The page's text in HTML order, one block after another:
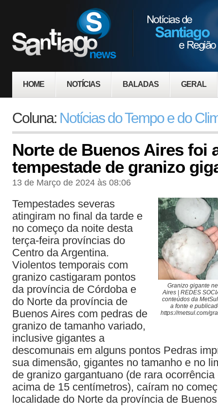
HOME NOTÍCIAS BALADAS GERAL
Coluna: Notícias do Tempo e do
Norte de Buenos Aires foi
tempestade de granizo
13 de Março de 2024 às 08:06
Granizo gigante
Aires | REDES
conteúdos da
a fonte e
https://metsul.com/
Tempestades severas
atingiram no final da tarde e
no começo da noite desta
terça-feira províncias do
Centro da Argentina.
Violentos temporais com
granizo castigaram pontos
da província de Córdoba e
do Norte da província de
Buenos Aires com pedras de
granizo de tamanho variado,
inclusive gigantes a
descomunais em alguns pontos Pedras
sua dimensão, gigantes no tamanho e no
de granizo gargantuano (de rara
acima de 15 centímetros), caíram no
localidade do Norte da província de